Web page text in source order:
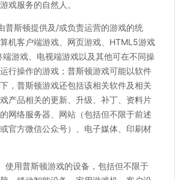
戏服务的自然人。
普斯顿提供及/或负责运营的游戏的统
机客户端游戏、网页游戏、HTML5游戏
端游戏、电视端游戏以及其他可在不同操
行操作的游戏；普斯顿游戏可能以软件
，普斯顿游戏还包括该相关软件及相关
产品相关的更新、升级、补丁、资料片
网络服务器、网站（包括但不限于前述
官方微信公众号）、电子媒体、印刷材
使用普斯顿游戏的设备，包括但不限于